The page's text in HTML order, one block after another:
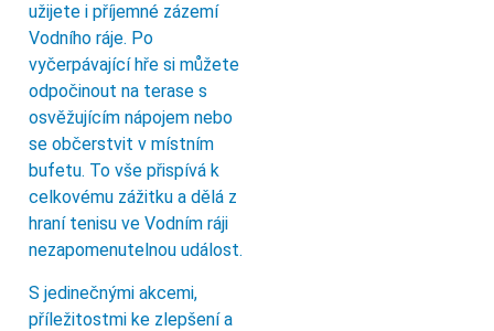
užijete i příjemné zázemí
Vodního ráje. Po
vyčerpávající hře si můžete
odpočinout na terase s
osvěžujícím nápojem nebo
se občerstvit v místním
bufetu. To vše přispívá k
celkovému zážitku a dělá z
hraní tenisu ve Vodním ráji
nezapomenutelnou událost.
S jedinečnými akcemi,
příležitostmi ke zlepšení a